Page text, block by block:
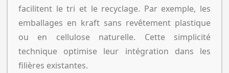
facilitent le tri et le recyclage. Par exemple, les
emballages en kraft sans revêtement plastique
ou en cellulose naturelle. Cette simplicité
technique optimise leur intégration dans les
filières existantes.